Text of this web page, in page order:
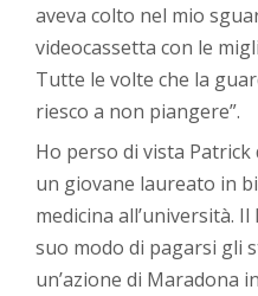
aveva colto nel mio
videocassetta con le
Tutte le volte che la
riesco a non piangere”.
Ho perso di vista Patrick
un giovane laureato in
medicina all’università.
suo modo di pagarsi gli
un’azione di Maradona